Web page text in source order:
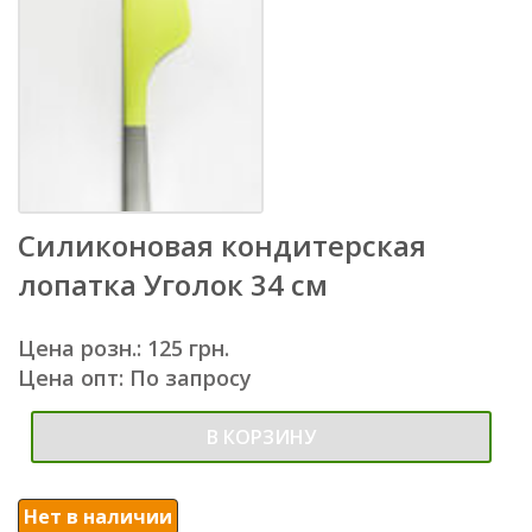
Силиконовая кондитерская
лопатка Уголок 34 см
Цена розн.: 125 грн.
Цена опт: По запросу
В КОРЗИНУ
Нет в наличии